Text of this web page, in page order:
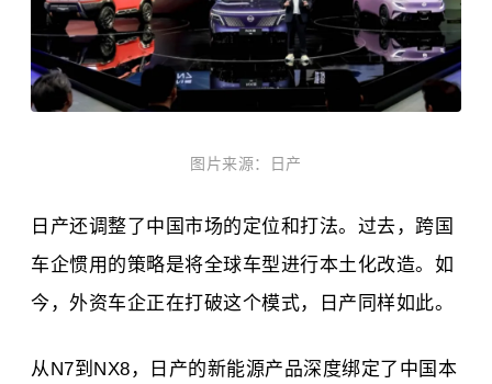
图片来源：日产
日产还调整了中国市场的定位和打法。过去，跨国
车企惯用的策略是将全球车型进行本土化改造。如
今，外资车企正在打破这个模式，日产同样如此。
从N7到NX8，日产的新能源产品深度绑定了中国本